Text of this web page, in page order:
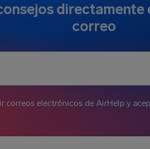
directamente
correo
correos electrónicos de AirHelp y